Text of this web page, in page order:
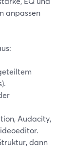
anpassen
Audacity,
dann